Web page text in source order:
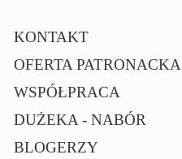
KONTAKT
OFERTA PATRONACKA
WSPÓŁPRACA
DUŻEKA - NABÓR
BLOGERZY